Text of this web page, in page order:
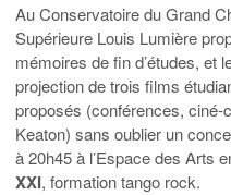
Au Conservatoire du Grand
Supérieure Louis Lumière
mémoires de fin d’études, et
projection de trois films
proposés (conférences, ciné-
Keaton) sans oublier un
à 20h45 à l’Espace des Arts
XXI, formation tango rock.